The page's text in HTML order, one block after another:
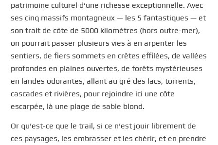
patrimoine culturel d’une richesse exceptionnelle. Avec
ses cinq massifs montagneux — les 5 fantastiques — et
son trait de côte de 5000 kilomètres (hors outre-mer),
on pourrait passer plusieurs vies à en arpenter les
sentiers, de fiers sommets en crêtes effilées, de vallées
profondes en plaines ouvertes, de forêts mystérieuses
en landes odorantes, allant au gré des lacs, torrents,
cascades et rivières, pour rejoindre ici une côte
escarpée, là une plage de sable blond.
Or qu’est-ce que le trail, si ce n’est jouir librement de
ces paysages, les embrasser et les chérir, et en prendre